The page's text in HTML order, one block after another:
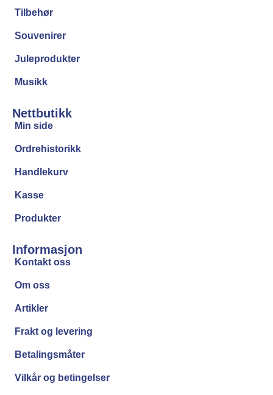
Tilbehør
Souvenirer
Juleprodukter
Musikk
Nettbutikk
Min side
Ordrehistorikk
Handlekurv
Kasse
Produkter
Informasjon
Kontakt oss
Om oss
Artikler
Frakt og levering
Betalingsmåter
Vilkår og betingelser